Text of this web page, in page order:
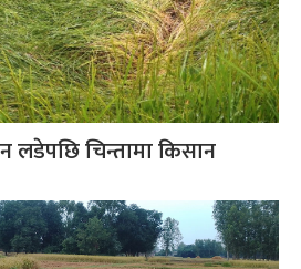
लडेपछि चिन्तामा किसान